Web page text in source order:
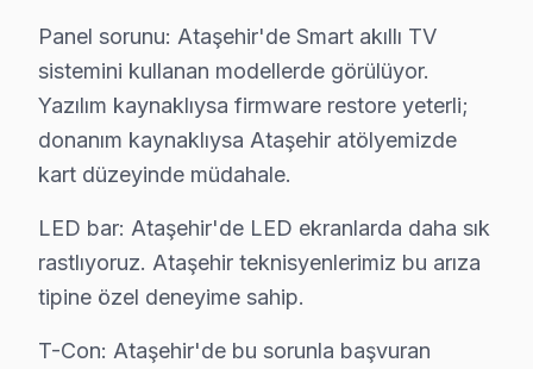
C: Ataşehir'de bu cihaz 4K modeli modelinde HDR
S: Ataşehir'de Sanyo akıllı TV Smart arayüzü
C: Ataşehir servisimize başvurmadan önce şunları
Ataşehir'de Sanyo Hizmete Nasıl Ulaşılır?
Ataşehir'de Sanyo televizyon servis ihtiyacınız için
Telefon: 0850 811 14 36
• Ataşehir'de aynı gün bu cihaz televizyon randevu
• Belirlenen saatte uzman Sanyo teknisyeni
Panel sorunu: Ataşehir'de Smart akıllı TV
sistemini kullanan modellerde görülüyor.
Yazılım kaynaklıysa firmware restore yeterli;
donanım kaynaklıysa Ataşehir atölyemizde
kart düzeyinde müdahale.
LED bar: Ataşehir'de LED ekranlarda daha sık
rastlıyoruz. Ataşehir teknisyenlerimiz bu arıza
tipine özel deneyime sahip.
T-Con: Ataşehir'de bu sorunla başvuran